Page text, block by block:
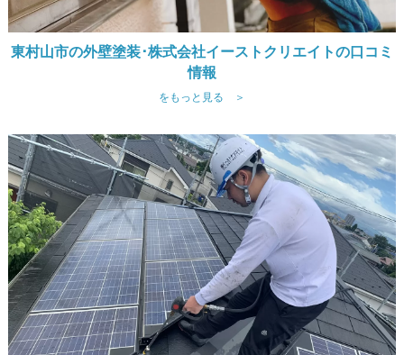
東村山市の外壁塗装･株式会社イーストクリエイトの口コミ
情報
をもっと見る ＞